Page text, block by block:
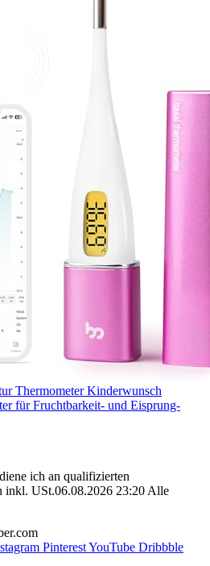
Thermometer Kinderwunsch
für Fruchtbarkeit- und Eisprung-
ich an qualifizierten
inkl. USt.06.08.2026 23:20 Alle
PinterestYouTube Dribbble